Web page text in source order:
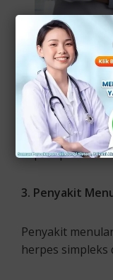
2. Infeksi Bakteri
Balanitis
seperti
dapat
kepala penis.
3. Penyakit
Penyakit
herpes simpleks